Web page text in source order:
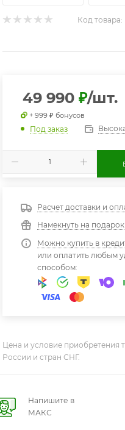
Код товара:
49 990 ₽/шт.
+ 999 ₽ бонусов
Под заказ
Расчет доставки и
Намекнуть на подарок
Можно купить в
или оплатить любым
способом:
Цена и условие приобретения
России и стран СНГ.
Напишите в
МАКС